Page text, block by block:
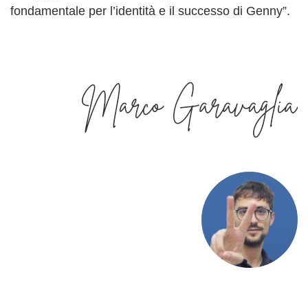
fondamentale per l’identità e il successo di Genny”.